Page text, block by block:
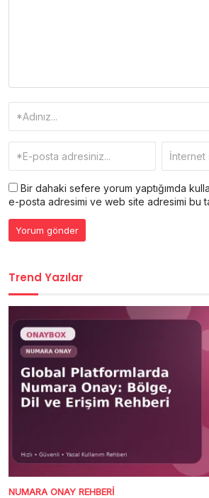
Bir dahaki sefere yorum yaptığımda
e-posta adresimi ve web site adresimi bu
Trend Yazılar
NUMARA ONAY REHBERI